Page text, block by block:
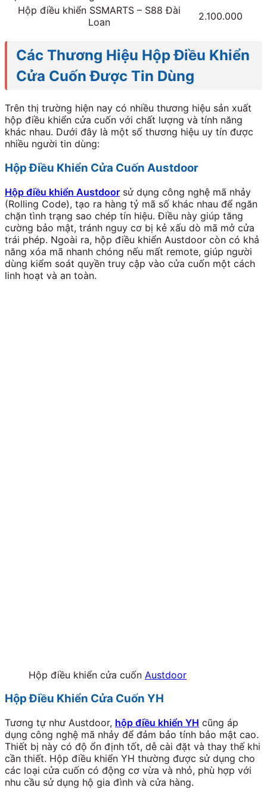
Hộp điều khiển SSMARTS – S88 Đài
Loan
2.100.000
Các Thương Hiệu Hộp Điều Khiển
Cửa Cuốn Được Tin Dùng
Trên thị trường hiện nay có nhiều thương hiệu sản xuất
hộp điều khiển cửa cuốn với chất lượng và tính năng
khác nhau. Dưới đây là một số thương hiệu uy tín được
nhiều người tin dùng:
Hộp Điều Khiển Cửa Cuốn Austdoor
Hộp điều khiển Austdoor sử dụng công nghệ mã nhảy
(Rolling Code), tạo ra hàng tỷ mã số khác nhau để ngăn
chặn tình trạng sao chép tín hiệu. Điều này giúp tăng
cường bảo mật, tránh nguy cơ bị kẻ xấu dò mã mở cửa
trái phép. Ngoài ra, hộp điều khiển Austdoor còn có khả
năng xóa mã nhanh chóng nếu mất remote, giúp người
dùng kiểm soát quyền truy cập vào cửa cuốn một cách
linh hoạt và an toàn.
Hộp điều khiển cửa cuốn Austdoor
Hộp Điều Khiển Cửa Cuốn YH
Tương tự như Austdoor, hộp điều khiển YH cũng áp
dụng công nghệ mã nhảy để đảm bảo tính bảo mật cao.
Thiết bị này có độ ổn định tốt, dễ cài đặt và thay thế khi
cần thiết. Hộp điều khiển YH thường được sử dụng cho
các loại cửa cuốn có động cơ vừa và nhỏ, phù hợp với
nhu cầu sử dụng hộ gia đình và cửa hàng.